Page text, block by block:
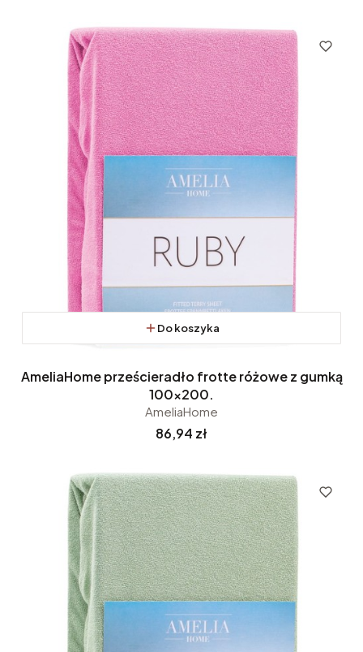
Do koszyka
AmeliaHome prześcieradło frotte różowe z gumką
100x200.
AmeliaHome
Cena
86,94 zł